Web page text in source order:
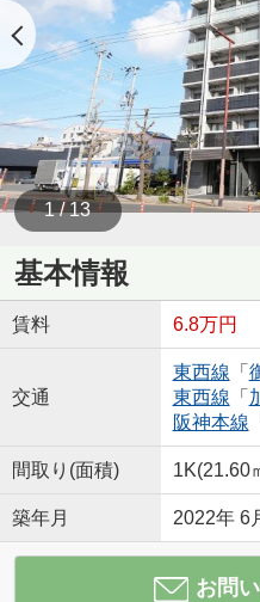
1 / 13
基本情報
賃料 6.8万円
交通
東西線 「
東西線 「
阪神本線 「
間取り(面積) 1K(21.60
築年月 2022年 6
お問